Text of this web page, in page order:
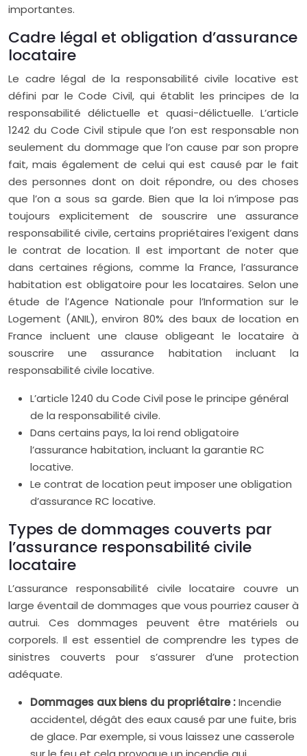
importantes.
Cadre légal et obligation d’assurance
locataire
Le cadre légal de la responsabilité civile locative est
défini par le Code Civil, qui établit les principes de la
responsabilité délictuelle et quasi-délictuelle. L’article
1242 du Code Civil stipule que l’on est responsable non
seulement du dommage que l’on cause par son propre
fait, mais également de celui qui est causé par le fait
des personnes dont on doit répondre, ou des choses
que l’on a sous sa garde. Bien que la loi n’impose pas
toujours explicitement de souscrire une assurance
responsabilité civile, certains propriétaires l’exigent dans
le contrat de location. Il est important de noter que
dans certaines régions, comme la France, l’assurance
habitation est obligatoire pour les locataires. Selon une
étude de l’Agence Nationale pour l’Information sur le
Logement (ANIL), environ 80% des baux de location en
France incluent une clause obligeant le locataire à
souscrire une assurance habitation incluant la
responsabilité civile locative.
L’article 1240 du Code Civil pose le principe général
de la responsabilité civile.
Dans certains pays, la loi rend obligatoire
l’assurance habitation, incluant la garantie RC
locative.
Le contrat de location peut imposer une obligation
d’assurance RC locative.
Types de dommages couverts par
l’assurance responsabilité civile
locataire
L’assurance responsabilité civile locataire couvre un
large éventail de dommages que vous pourriez causer à
autrui. Ces dommages peuvent être matériels ou
corporels. Il est essentiel de comprendre les types de
sinistres couverts pour s’assurer d’une protection
adéquate.
Dommages aux biens du propriétaire :Incendie
accidentel, dégât des eaux causé par une fuite, bris
de glace. Par exemple, si vous laissez une casserole